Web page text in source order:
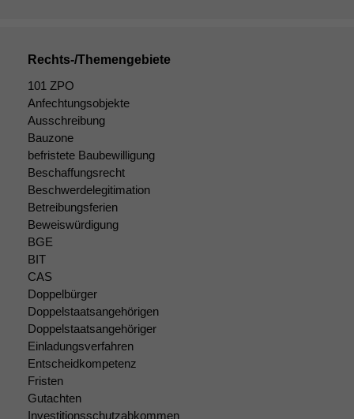
Rechts-/Themengebiete
101 ZPO
Anfechtungsobjekte
Ausschreibung
Bauzone
befristete Baubewilligung
Beschaffungsrecht
Beschwerdelegitimation
Betreibungsferien
Beweiswürdigung
BGE
BIT
CAS
Doppelbürger
Doppelstaatsangehörigen
Doppelstaatsangehöriger
Einladungsverfahren
Entscheidkompetenz
Fristen
Gutachten
Investitionsschutzabkommen